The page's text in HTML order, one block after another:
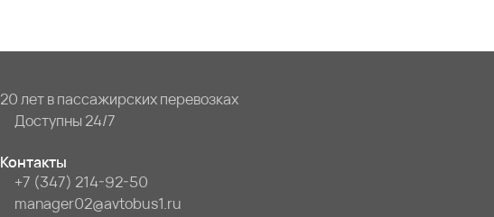
20 лет в пассажирских перевозках
Доступны 24/7
Контакты
+7 (347) 214-92-50
manager02@avtobus1.ru